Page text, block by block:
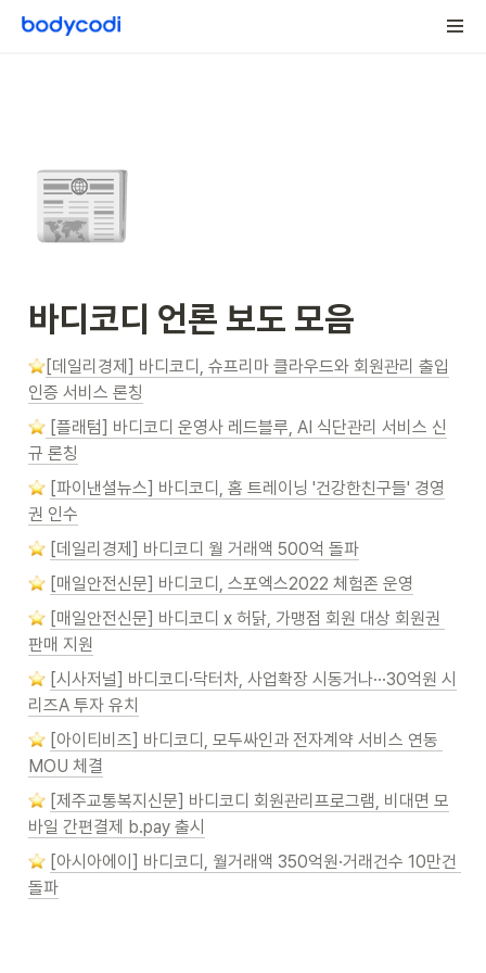
📰
바디코디 언론 보도 모음
[데일리경제] 바디코디, 슈프리마 클라우드와 회원관리 출입
인증 서비스 론칭
[플래텀] 바디코디 운영사 레드블루, AI 식단관리 서비스 신
규 론칭
[파이낸셜뉴스] 바디코디, 홈 트레이닝 '건강한친구들' 경영
권 인수
[데일리경제] 바디코디 월 거래액 500억 돌파
[매일안전신문] 바디코디, 스포엑스2022 체험존 운영
[매일안전신문] 바디코디 x 허닭, 가맹점 회원 대상 회원권
판매 지원
[시사저널] 바디코디·닥터차, 사업확장 시동거나···30억원 시
리즈A 투자 유치
[아이티비즈] 바디코디, 모두싸인과 전자계약 서비스 연동
MOU 체결
[제주교통복지신문] 바디코디 회원관리프로그램, 비대면 모
바일 간편결제 b.pay 출시
[아시아에이] 바디코디, 월거래액 350억원·거래건수 10만건
돌파